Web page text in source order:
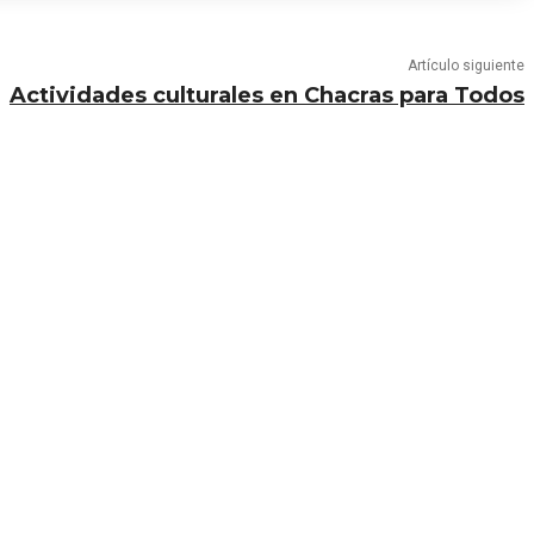
Artículo siguiente
Actividades culturales en Chacras para Todos